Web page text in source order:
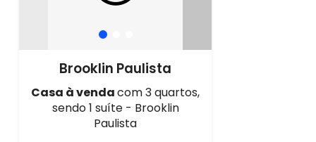
Brooklin Paulista
Casa à vendacom 3 quartos,
sendo 1 suíte - Brooklin
Paulista